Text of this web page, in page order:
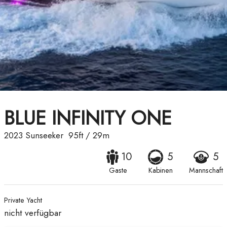
BLUE INFINITY ONE
2023 Sunseeker 95ft/ 29m
10
Gaste
5
Kabinen
5
Mannschaft
Private Yacht
nicht verfügbar